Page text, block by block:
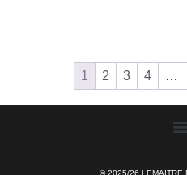
1 2 3 4 …